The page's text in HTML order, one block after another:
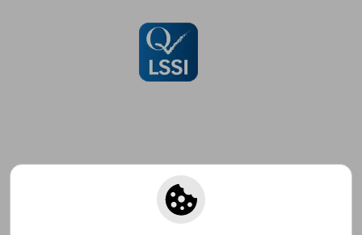
Suscríbete para recibir ofertas y
promociones